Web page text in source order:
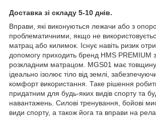
Доставка зі складу 5-10 днів.
Вправи, які виконуються лежачи або з
проблематичними, якщо не
матрац або килимок. Існує навіть ризик
допомогу приходить бренд HMS PREMIUM
розкладним матрацом. MGS01 має
ідеально ізолює тіло від землі,
комфорт використання. Таке рішення
придатним для будь-яких видів спорту та
навантажень. Силові тренування, бойові
види спорту, а також йога та вправи на